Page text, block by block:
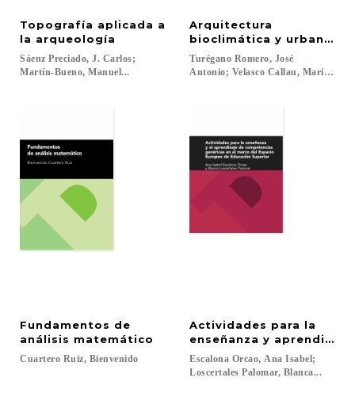
Topografía aplicada a
la arqueología
Sáenz Preciado, J. Carlos;
Martín-Bueno, Manuel...
Arquitectura
bioclimática y
Turégano Romero, José
Antonio; Velasco Callau, María del
Fundamentos de
análisis matemático
Cuartero Ruiz, Bienvenido
Actividades para la
enseñanza y
Escalona Orcao, Ana Isabel;
Loscertales Palomar, Blanca...